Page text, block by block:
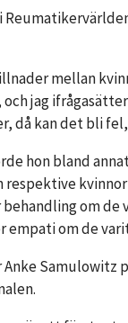
mellan
jag
då kan det bli
hon bland
respektive
om de
om de